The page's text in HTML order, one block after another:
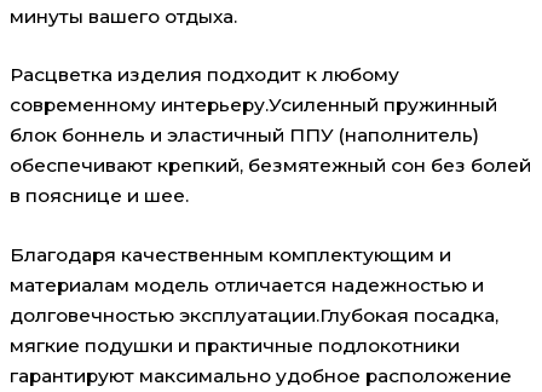
минуты вашего отдыха.
Расцветка изделия подходит к любому
современному интерьеру.Усиленный пружинный
блок боннель и эластичный ППУ (наполнитель)
обеспечивают крепкий, безмятежный сон без болей
в пояснице и шее.
Благодаря качественным комплектующим и
материалам модель отличается надежностью и
долговечностью эксплуатации.Глубокая посадка,
мягкие подушки и практичные подлокотники
гарантируют максимально удобное расположение